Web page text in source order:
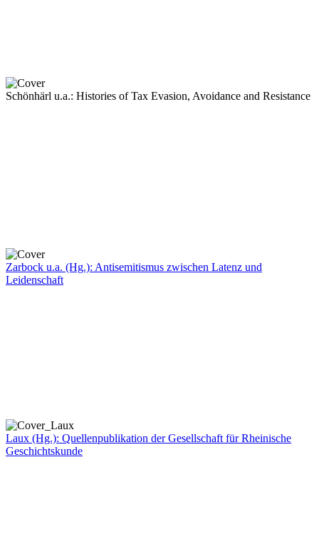
Schönhärl u.a.: Histories of Tax Evasion, Avoidance and Resistance
Zarbock u.a. (Hg.): Antisemitismus zwischen Latenz und
Leidenschaft
Laux (Hg.): Quellenpublikation der Gesellschaft für Rheinische
Geschichtskunde